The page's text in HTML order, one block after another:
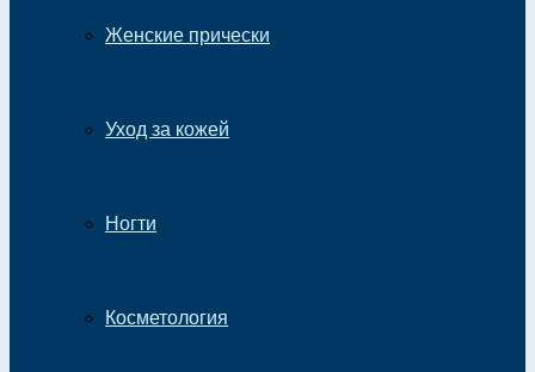
Женские прически
Уход за кожей
Ногти
Косметология